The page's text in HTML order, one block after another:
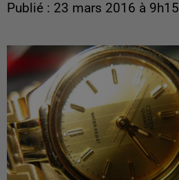
Publié : 23 mars 2016 à 9h15